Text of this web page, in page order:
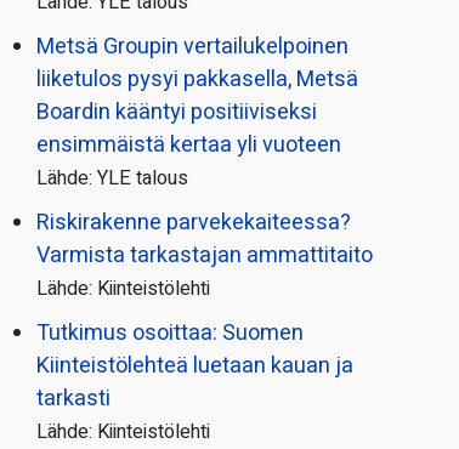
Metsä Groupin vertailu­kelpoinen
liiketulos pysyi pakkasella, Metsä
Boardin kääntyi positiiviseksi
ensimmäistä kertaa yli vuoteen
Lähde: YLE talous
Riskirakenne parvekekaiteessa?
Varmista tarkastajan ammattitaito
Lähde: Kiinteistölehti
Tutkimus osoittaa: Suomen
Kiinteistölehteä luetaan kauan ja
tarkasti
Lähde: Kiinteistölehti